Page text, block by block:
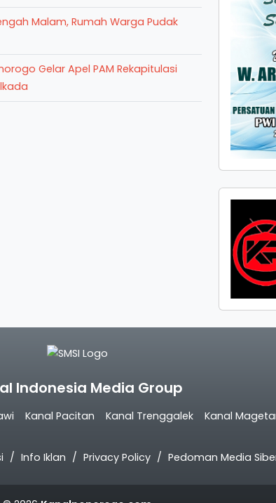
Malam, Rumah Warga Pudak
Gelar Apel PAM Rekapitulasi
Indonesia Media Group
Kanal Pacitan Kanal Trenggalek Kanal
Info Iklan Privacy Policy Pedoman Media